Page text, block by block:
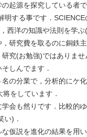
起源を探究している者
する事です．
西洋の知識や法則を学
研究費を取るのに銅鉄
究(お勉強)ではありま
しんでます．
の分業で，分析的にケ
をしています．
会も然りです．比較的
い)．
仮説を進化の結果を用